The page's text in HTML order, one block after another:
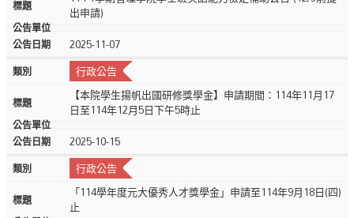
出申請)
2025-11-07
行政公告
【本院學生揚帆出國研修獎學金】申請期間：114年11月17
日至114年12月5日下午5時止
2025-10-15
行政公告
「114學年度元大優秀人才獎學金」申請至114年9月18日(四)
止